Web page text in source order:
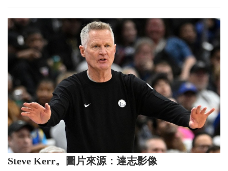
Steve Kerr。圖片來源：達志影像